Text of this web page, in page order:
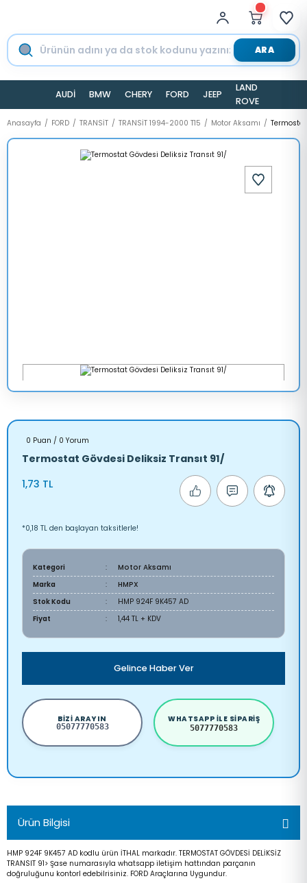
ARA
AUDİ BMW CHERY FORD JEEP
LAND
ROVER
Anasayfa FORD TRANSİT TRANSİT 1994-2000 T15 Motor Aksamı
0 Puan / 0 Yorum
Termostat Gövdesi Deliksiz Transıt 91/
1,73 TL
*0,18 TL den başlayan taksitlerle!
Kategori
Motor Aksamı
Marka
HMPX
Stok Kodu
HMP 924F 9K457 AD
Fiyat
1,44 TL + KDV
Gelince Haber Ver
BIZI ARAYIN
05077770583
WHATSAPP ILE SIPARIŞ
5077770583
Ürün Bilgisi
HMP 924F 9K457 AD kodlu ürün İTHAL markadır. TERMOSTAT GÖVDESİ DELİKSİZ
TRANSIT 91> Şase numarasıyla whatsapp iletişim hattından parçanın
doğruluğunu kontorl edebilrisiniz. FORD Araçlarına Uygundur.